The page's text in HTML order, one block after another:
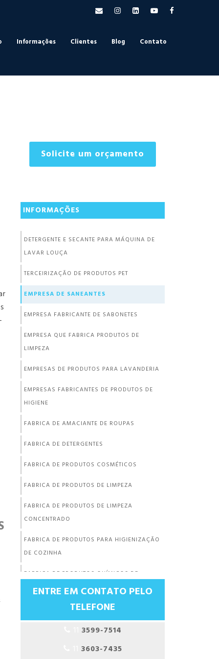
Informações Clientes Blog Contato
Solicite um orçamento
INFORMAÇÕES
DETERGENTE E SECANTE PARA MÁQUINA DE
LAVAR LOUÇA
TERCEIRIZAÇÃO DE PRODUTOS PET
EMPRESA DE SANEANTES
EMPRESA FABRICANTE DE SABONETES
EMPRESA QUE FABRICA PRODUTOS DE
LIMPEZA
EMPRESAS DE PRODUTOS PARA LAVANDERIA
EMPRESAS FABRICANTES DE PRODUTOS DE
HIGIENE
FABRICA DE AMACIANTE DE ROUPAS
FABRICA DE DETERGENTES
FABRICA DE PRODUTOS COSMÉTICOS
FABRICA DE PRODUTOS DE LIMPEZA
FABRICA DE PRODUTOS DE LIMPEZA
CONCENTRADO
FABRICA DE PRODUTOS PARA HIGIENIZAÇÃO
DE COZINHA
FABRICA DE PRODUTOS QUÍMICOS DE
LIMPEZA
FABRICANTE DE DESENGORDURANTE
FABRICANTE DE DESENGRAXANTE
FABRICANTE DE DESINFETANTE
ENTRE EM CONTATO PELO
TELEFONE
3599-7514
3603-7435